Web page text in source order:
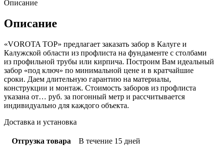
Описание
Описание
«VOROTA TOP» предлагает заказать забор в Калуге и
Калужской области из профлиста на фундаменте с столбами
из профильной трубы или кирпича. Построим Вам идеальный
забор «под ключ» по минимальной цене и в кратчайшие
сроки. Даем длительную гарантию на материалы,
конструкции и монтаж. Стоимость заборов из профлиста
указана от… руб. за погонный метр и рассчитывается
индивидуально для каждого объекта.
Доставка и установка
Отгрузка товара
В течение 15 дней